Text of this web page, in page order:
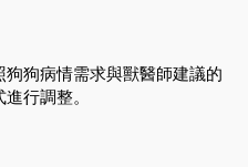
狗病情需求與獸醫師建議的
行調整。